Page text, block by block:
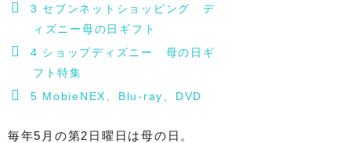
3 セブンネットショッピング デ
ィズニー母の日ギフト
4 ショップディズニー 母の日ギ
フト特集
5 MobieNEX、Blu-ray、DVD
毎年5月の第2日曜日は母の日。